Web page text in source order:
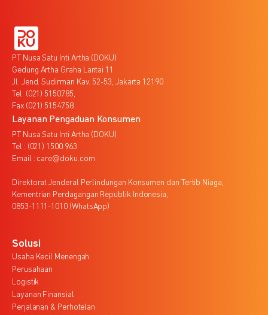
PT Nusa Satu Inti Artha (DOKU)
Gedung Artha Graha Lantai 11
Jl. Jend. Sudirman Kav. 52-53, Jakarta 12190
Tel. (021) 5150785,
Fax (021) 5154758
Layanan Pengaduan Konsumen
PT Nusa Satu Inti Artha (DOKU)
Tel : (021) 1500 963
Email : care@doku.com
Direktorat Jenderal Perlindungan Konsumen dan Tertib Niaga,
Kementrian Perdagangan Republik Indonesia,
0853-1111-1010 (WhatsApp)
Solusi
Usaha Kecil Menengah
Perusahaan
Logistik
Layanan Finansial
Perjalanan & Perhotelan